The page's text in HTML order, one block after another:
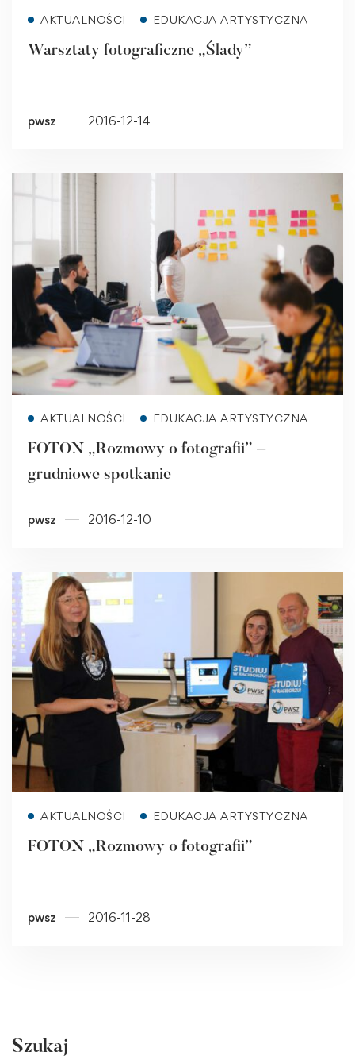
AKTUALNOŚCI EDUKACJA ARTYSTYCZNA
Warsztaty fotograficzne „Ślady”
pwsz 2016-12-14
AKTUALNOŚCI EDUKACJA ARTYSTYCZNA
FOTON „Rozmowy o fotografii” –
grudniowe spotkanie
pwsz 2016-12-10
AKTUALNOŚCI EDUKACJA ARTYSTYCZNA
FOTON „Rozmowy o fotografii”
pwsz 2016-11-28
Szukaj